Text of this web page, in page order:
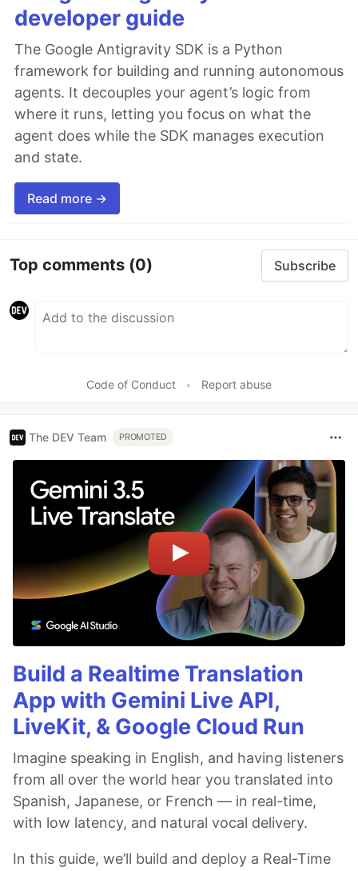
developer guide
The Google Antigravity SDK is a Python
framework for building and running autonomous
agents. It decouples your agent’s logic from
where it runs, letting you focus on what the
agent does while the SDK manages execution
and state.
Read more →
Top comments (0) Subscribe
Code of Conduct • Report abuse
The DEV Team PROMOTED
Build a Realtime Translation
App with Gemini Live API,
LiveKit, & Google Cloud Run
Imagine speaking in English, and having listeners
from all over the world hear you translated into
Spanish, Japanese, or French — in real-time,
with low latency, and natural vocal delivery.
In this guide, we’ll build and deploy a Real-Time